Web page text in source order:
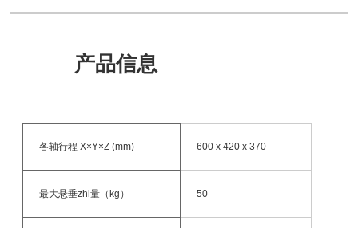
产品信息
各轴行程 X×Y×Z (mm) 600 x 420 x 370
最大悬垂zhi量（kg） 50